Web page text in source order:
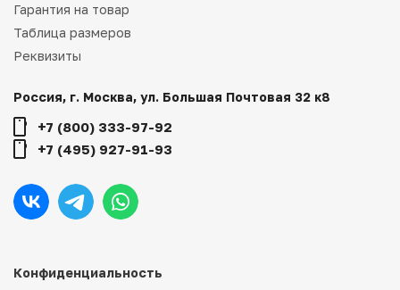
Конфиденциальность
Гарантия на товар
Таблица размеров
Реквизиты
Россия, г. Москва, ул. Большая Почтовая 32 к8
+7 (800) 333-97-92
+7 (495) 927-91-93